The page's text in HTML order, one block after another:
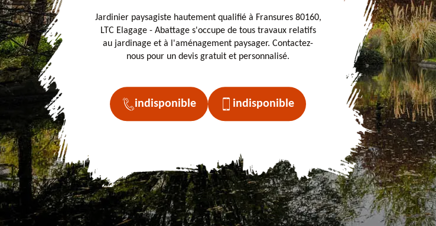
Jardinier paysagiste hautement qualifié à Fransures 80160,
LTC Elagage - Abattage s'occupe de tous travaux relatifs
au jardinage et à l'aménagement paysager. Contactez-
nous pour un devis gratuit et personnalisé.
indisponible indisponible